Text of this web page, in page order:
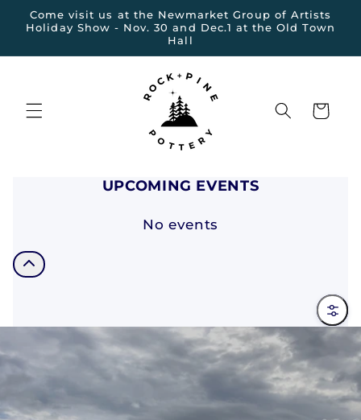
passer
au
Come visit us at the Newmarket Group of Artists
Holiday Show - Nov. 30 and Dec.1 at the Old Town
Hall
Panier
UPCOMING EVENTS
No events
Filter